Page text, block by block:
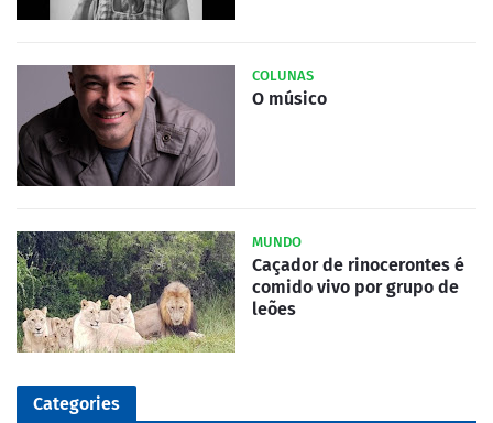
COLUNAS
O músico
MUNDO
Caçador de rinocerontes é
comido vivo por grupo de
leões
Categories